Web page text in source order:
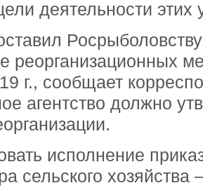
деятельности этих
реорганизационных
г., сообщает
агентство должно
исполнение
сельского хозяйства